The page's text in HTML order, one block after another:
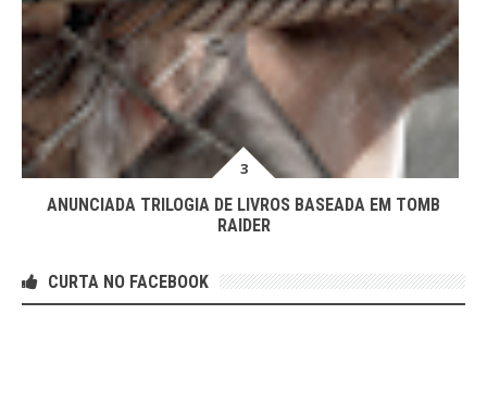
ANUNCIADA TRILOGIA DE LIVROS BASEADA EM TOMB
RAIDER
CURTA NO FACEBOOK